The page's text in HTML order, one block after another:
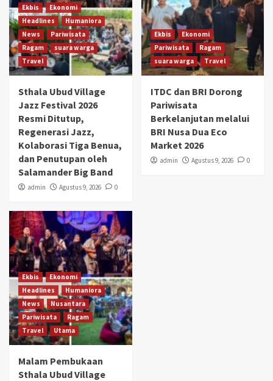
Ekbis
Ekonomi
Headlines
Humaniora
News
Pariwisata
Ragam
suara warga
Travel
Sthala Ubud Village
Jazz Festival 2026
Resmi Ditutup,
Regenerasi Jazz,
Kolaborasi Tiga Benua,
dan Penutupan oleh
Salamander Big Band
admin Agustus 9, 2026 0
Ekbis
Ekonomi
Pariwisata
Ragam
suara warga
Travel
ITDC dan BRI Dorong
Pariwisata
Berkelanjutan melalui
BRI Nusa Dua Eco
Market 2026
admin Agustus 9, 2026 0
Ekbis
Ekonomi
Headlines
Humaniora
News
Nusantara
Pariwisata
Ragam
Travel
Utama
Malam Pembukaan
Sthala Ubud Village